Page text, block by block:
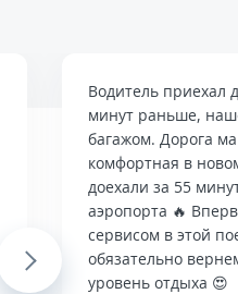
Водитель приехал
минут раньше,
багажом. Дорога
комфортная в
доехали за 55
аэропорта 🔥
сервисом в этой
обязательно
уровень отдыха 😍
Next